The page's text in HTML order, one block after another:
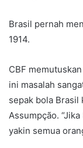
Brasil pernah
1914.
CBF
ini masalah
sepak bola Brasil
Assumpção.
yakin semua